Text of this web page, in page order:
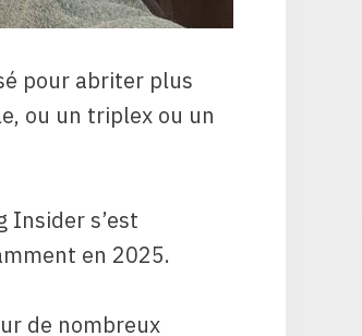
pour abriter plus
ou un triplex ou un
Insider s’est
en 2025.
de nombreux